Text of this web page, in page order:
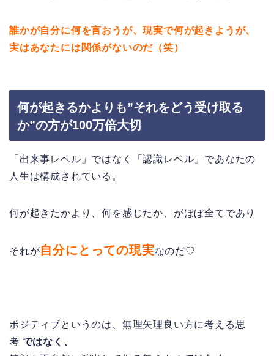
誰かが自分に何を言おうが、現実で何が起きようが、
実はあなたには関係がないのだ（笑）
何が起きるかよりも”それをどう受け取る
か”の方が100万倍大切
「出来事レベル」ではなく「認識レベル」であなたの
人生は構成されている。
何が起きたかより、何を感じたか、がほぼ全てであり
それが自分にとっての現実なのだ♡
ポジティブというのは、無理矢理良い方に考える思
考 ではなく、